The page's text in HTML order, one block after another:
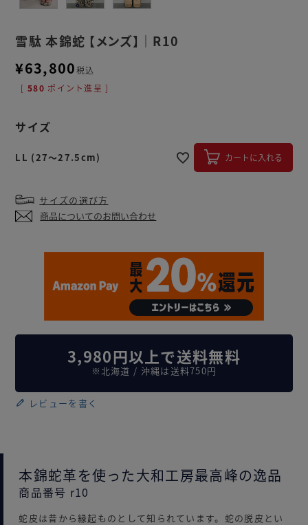
雪駄 本錦蛇 【メンズ】｜R10
¥63,800税込
[ 580 ポイント進呈 ]
サイズ
LL (27～27.5cm) カートに入れる
サイズの選び方
商品についてのお問い合わせ
3,980円以上で送料無料
※北海道 / 沖縄は送料750円
レビューを書く
本錦蛇革を使った大和工房最高峰の逸品
商品番号 r10
蛇皮は昔から縁起ものとして知られています。蛇の脱皮とい